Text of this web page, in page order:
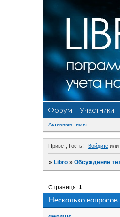
Форум Участники
Активные темы
Привет, Гость! Войдитеили
»Libro »Обсуждение
Несколько вопросов
Страница:1